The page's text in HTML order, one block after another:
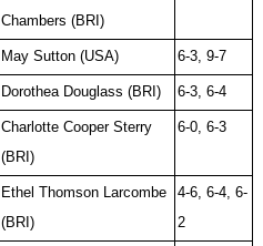
Chambers (BRI)
May Sutton (USA) 6-3, 9-7
Dorothea Douglass (BRI) 6-3, 6-4
Charlotte Cooper Sterry
(BRI)
6-0, 6-3
Ethel Thomson Larcombe
(BRI)
4-6, 6-4, 6-
2